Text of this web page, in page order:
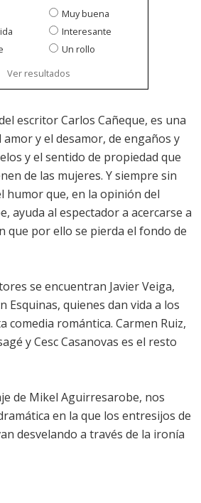
Muy buena
Interesante
Un rollo
Ver resultados
escritor Carlos Cañeque, es una
y el desamor, de engaños y
y el sentido de propiedad que
de las mujeres. Y siempre sin
humor que, en la opinión del
ayuda al espectador a acercarse a
que por ello se pierda el fondo de
se encuentran Javier Veiga,
Esquinas, quienes dan vida a los
comedia romántica. Carmen Ruiz,
y Cesc Casanovas es el resto
de Mikel Aguirresarobe, nos
en la que los entresijos de
desvelando a través de la ironía